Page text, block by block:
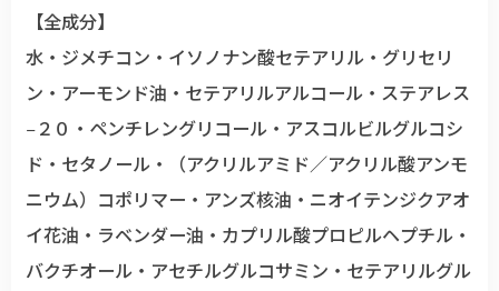
【全成分】
水・ジメチコン・イソノナン酸セテアリル・グリセリ
ン・アーモンド油・セテアリルアルコール・ステアレス
−２０・ペンチレングリコール・アスコルビルグルコシ
ド・セタノール・（アクリルアミド／アクリル酸アンモ
ニウム）コポリマー・アンズ核油・ニオイテンジクアオ
イ花油・ラベンダー油・カプリル酸プロピルヘプチル・
バクチオール・アセチルグルコサミン・セテアリルグル